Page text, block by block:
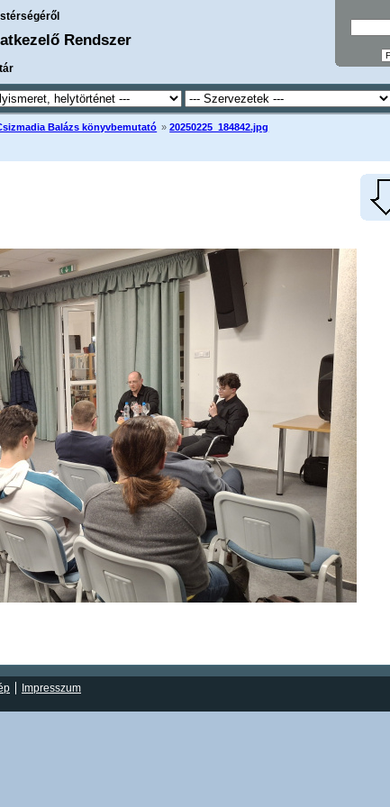
Rendszer
Balázs könyvbemutató »20250225_184842.jpg
Impresszum